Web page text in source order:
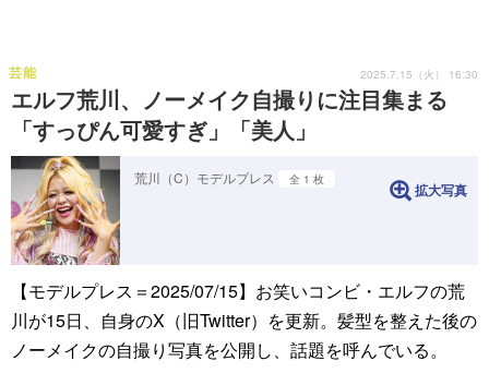
エルフ荒川、ノーメイク自撮りに注目集まる
「すっぴん可愛すぎ」「美人」
芸能 2025.7.15（火） 16:30
荒川（C）モデルプレス 全 1 枚
拡大写真
【モデルプレス＝2025/07/15】お笑いコンビ・エルフの荒
川が15日、自身のX（旧Twitter）を更新。髪型を整えた後の
ノーメイクの自撮り写真を公開し、話題を呼んでいる。